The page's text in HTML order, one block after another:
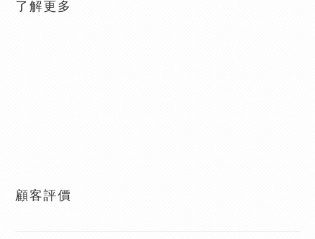
了解更多
顧客評價